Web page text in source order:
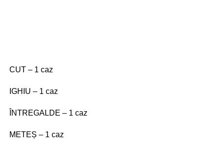
CUT – 1 caz
IGHIU – 1 caz
ÎNTREGALDE – 1 caz
METEȘ – 1 caz